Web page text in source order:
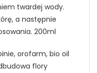
twardej wody.
a następnie
200ml
orofarm, bio oil
flory